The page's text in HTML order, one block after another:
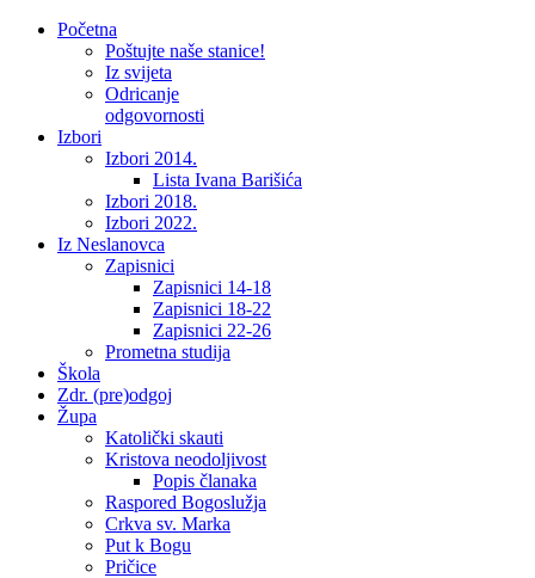
Početna
Poštujte naše stanice!
Iz svijeta
Odricanje
odgovornosti
Izbori
Izbori 2014.
Lista Ivana Barišića
Izbori 2018.
Izbori 2022.
Iz Neslanovca
Zapisnici
Zapisnici 14-18
Zapisnici 18-22
Zapisnici 22-26
Prometna studija
Škola
Zdr. (pre)odgoj
Župa
Katolički skauti
Kristova neodoljivost
Popis članaka
Raspored Bogoslužja
Crkva sv. Marka
Put k Bogu
Pričice